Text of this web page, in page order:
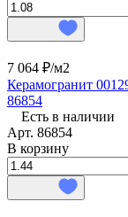
7 064 ₽/м2
Керамогранит
86854
Есть в наличии
Арт. 86854
В корзину